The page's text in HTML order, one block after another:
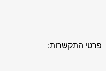
פרטי התקשרות: